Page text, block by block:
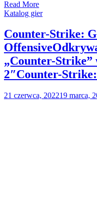
Read More
Katalog gier
Counter-Strike:
„Counter-Strike”
2″Counter-
21 czerwca, 202219 marca,